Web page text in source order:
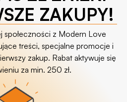
ZAKUPY!
społeczności z Modern Love
treści, specjalne promocje i
zakup. Rabat aktywuje się
za min. 250 zł.